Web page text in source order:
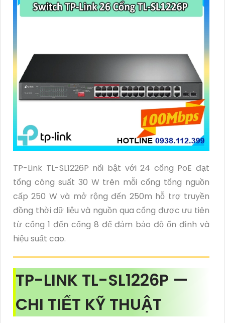
TP-Link TL-SL1226P nổi bật với 24 cổng PoE đạt
tổng công suất 30 W trên mỗi cổng tổng nguồn
cấp 250 W và mở rộng đến 250m hỗ trợ truyền
đồng thời dữ liệu và nguồn qua cổng được ưu tiên
từ cổng 1 đến cổng 8 để đảm bảo độ ổn định và
hiệu suất cao.
TP-LINK TL-SL1226P —
CHI TIẾT KỸ THUẬT